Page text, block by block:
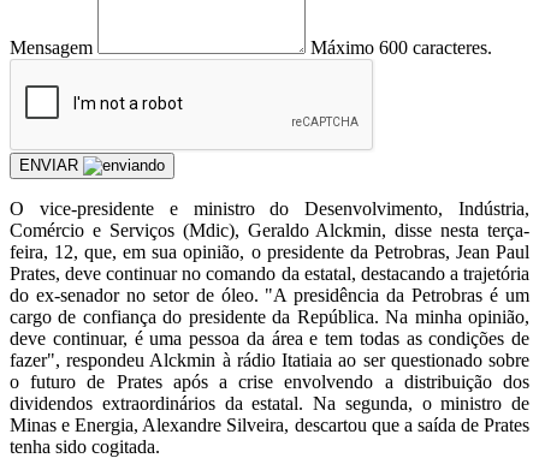
Mensagem Máximo 600 caracteres.
ENVIAR
O vice-presidente e ministro do Desenvolvimento, Indústria,
Comércio e Serviços (Mdic), Geraldo Alckmin, disse nesta terça-
feira, 12, que, em sua opinião, o presidente da Petrobras, Jean Paul
Prates, deve continuar no comando da estatal, destacando a trajetória
do ex-senador no setor de óleo. "A presidência da Petrobras é um
cargo de confiança do presidente da República. Na minha opinião,
deve continuar, é uma pessoa da área e tem todas as condições de
fazer", respondeu Alckmin à rádio Itatiaia ao ser questionado sobre
o futuro de Prates após a crise envolvendo a distribuição dos
dividendos extraordinários da estatal. Na segunda, o ministro de
Minas e Energia, Alexandre Silveira, descartou que a saída de Prates
tenha sido cogitada.